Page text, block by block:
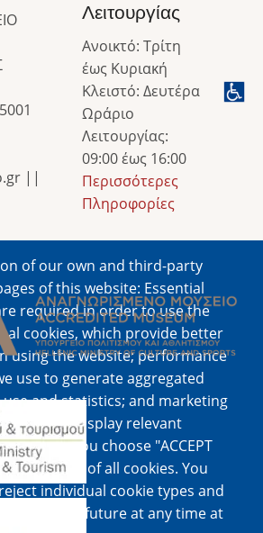
of our own and third-party
of this website: Essential
required in order to use the
cookies, which provide better
using the website; performance
use to generate aggregated
and statistics; and marketing
used to display relevant
If you choose "ACCEPT
to the use of all cookies. You
individual cookie types and
for the future at any time at
||
Λειτουργίας
Ανοικτό: Τρίτη
έως Κυριακή
Κλειστό: Δευτέρα
Ωράριο
Λειτουργίας:
09:00 έως 16:00
Περισσότερες
Πληροφορίες